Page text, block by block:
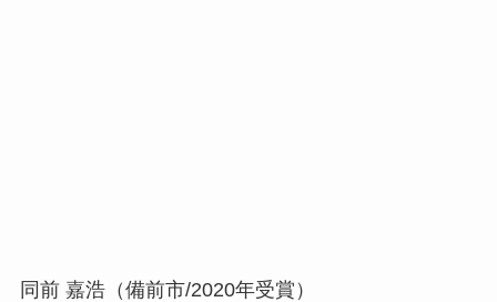
同前 嘉浩（備前市/2020年受賞）